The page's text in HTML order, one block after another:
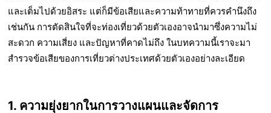
และเต็มไปด้วยอิสระ แต่ก็มีข้อเสียและความท้าทายที่ควรคำนึงถึง
เช่นกัน การตัดสินใจที่จะท่องเที่ยวด้วยตัวเองอาจนำมาซึ่งความไม่
สะดวก ความเสี่ยง และปัญหาที่คาดไม่ถึง ในบทความนี้เราจะมา
สำรวจข้อเสียของการเที่ยวต่างประเทศด้วยตัวเองอย่างละเอียด
1. ความยุ่งยากในการวางแผนและจัดการ